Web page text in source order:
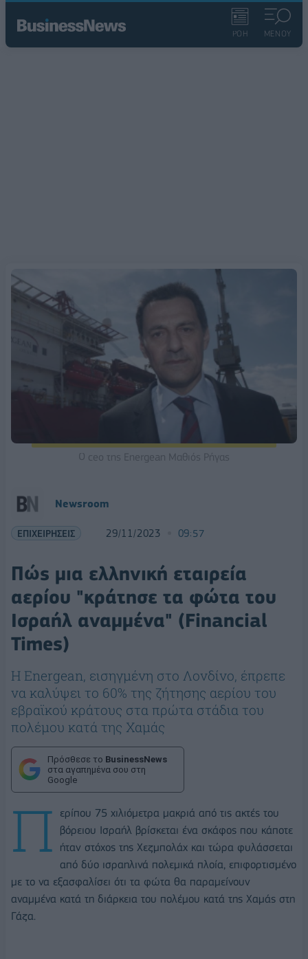
ΡΟΗ ΜΕΝΟΥ
Ο ceo της Energean Μαθιός Ρήγας
Newsroom
ΕΠΙΧΕΙΡΗΣΕΙΣ 29/11/2023 09:57
Πώς μια ελληνική εταιρεία
αερίου "κράτησε τα φώτα του
Ισραήλ αναμμένα" (Financial
Times)
Η Energean, εισηγμένη στο Λονδίνο, έπρεπε
να καλύψει το 60% της ζήτησης αερίου του
εβραϊκού κράτους στα πρώτα στάδια του
πολέμου κατά της Χαμάς
Πρόσθεσε το BusinessNews
στα αγαπημένα σου στη
Google
Π
ερίπου 75 χιλιόμετρα μακριά από τις ακτές του
βόρειου Ισραήλ βρίσκεται ένα σκάφος που κάποτε
ήταν στόχος της Χεζμπολάχ και τώρα φυλάσσεται
από δύο ισραηλινά πολεμικά πλοία, επιφορτισμένο
με το να εξασφαλίσει ότι τα φώτα θα παραμείνουν
αναμμένα κατά τη διάρκεια του πολέμου κατά της Χαμάς στη
Γάζα.